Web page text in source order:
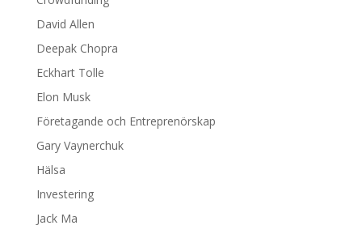
David Allen
Deepak Chopra
Eckhart Tolle
Elon Musk
Företagande och Entreprenörskap
Gary Vaynerchuk
Hälsa
Investering
Jack Ma